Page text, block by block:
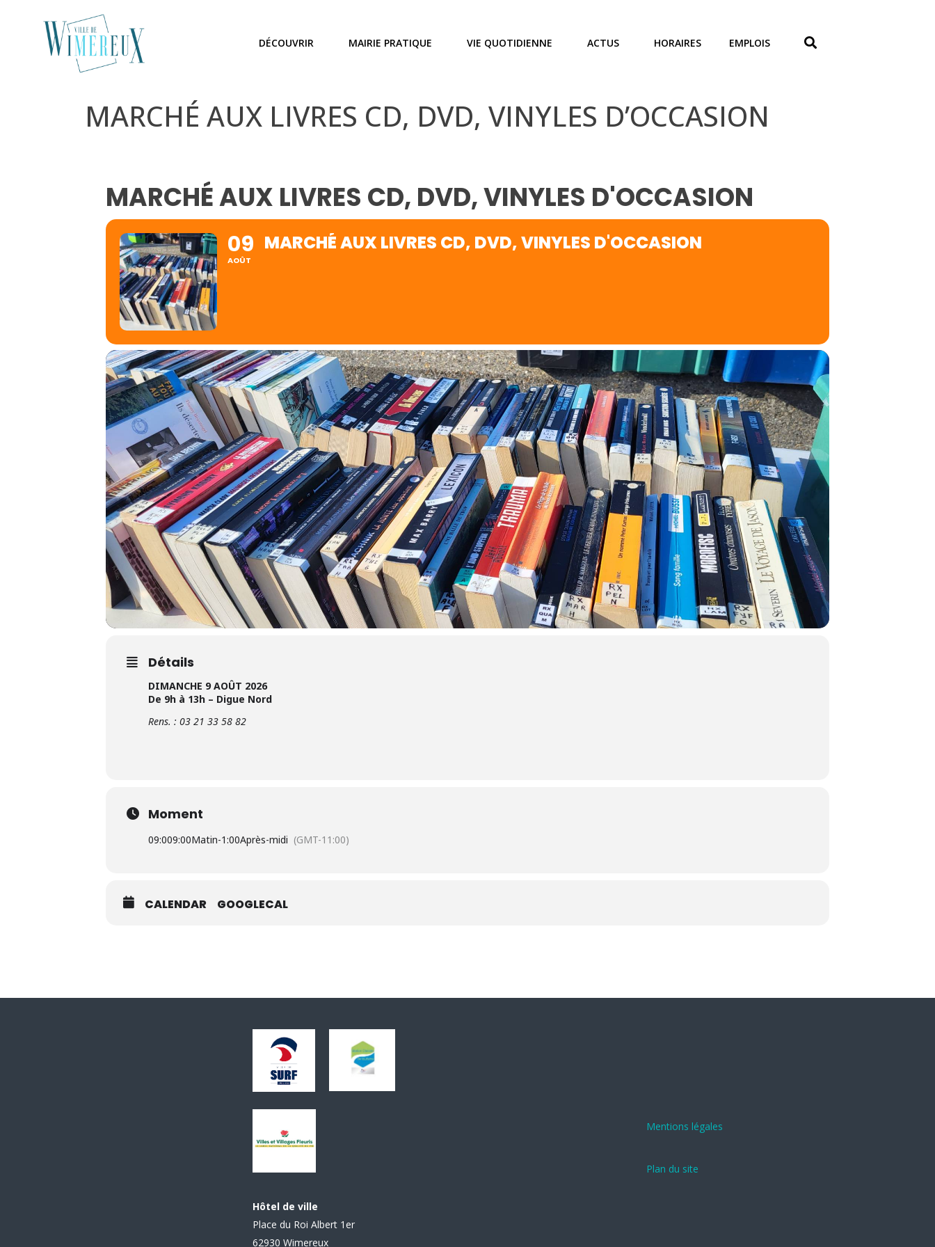
DÉCOUVRIR MAIRIE PRATIQUE VIE QUOTIDIENNE ACTUS HORAIRES EMPLOIS
MARCHÉ AUX LIVRES CD, DVD, VINYLES D’OCCASION
MARCHÉ AUX LIVRES CD, DVD, VINYLES D'OCCASION
09
AOÛT
MARCHÉ AUX LIVRES CD, DVD, VINYLES D'OCCASION
Détails
DIMANCHE 9 AOÛT 2026
De 9h à 13h – Digue Nord
Rens. : 03 21 33 58 82
Moment
09:009:00Matin-1:00Après-midi (GMT-11:00)
CALENDAR GOOGLECAL
Hôtel de ville
Place du Roi Albert 1er
62930 Wimereux
Mentions légales
Plan du site